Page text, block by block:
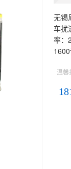
无锡
车扰
率：
温馨